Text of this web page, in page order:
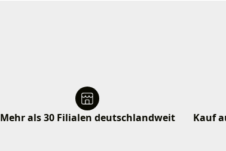
Mehr als 30 Filialen deutschlandweit Kauf